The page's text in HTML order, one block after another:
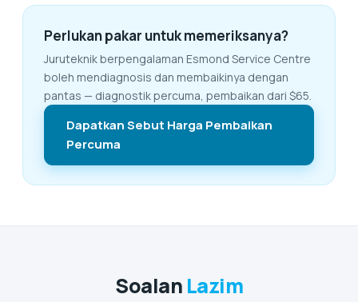
Perlukan pakar untuk memeriksanya?
Juruteknik berpengalaman Esmond Service Centre
boleh mendiagnosis dan membaikinya dengan
pantas — diagnostik percuma, pembaikan dari $65.
Dapatkan Sebut Harga Pembaikan
Percuma
Soalan Lazim